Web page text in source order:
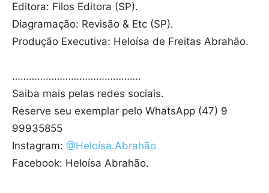
Editora: Filos Editora (SP).
Diagramação: Revisão & Etc (SP).
Produção Executiva: Heloísa de Freitas Abrahão.
……………………………………….
Saiba mais pelas redes sociais.
Reserve seu exemplar pelo WhatsApp (47) 9
99935855
Instagram: @Heloísa.Abrahão
Facebook: Heloísa Abrahão.